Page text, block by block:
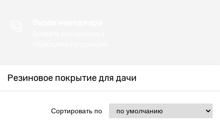
Резиновое покрытие для дачи
Сортировать по